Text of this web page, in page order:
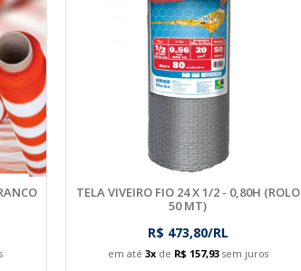
TELA VIVEIRO FIO 24 X 1/2 - 0,80H (ROLO
50 MT)
R$ 473,80/RL
em até 3xde R$ 157,93sem juros